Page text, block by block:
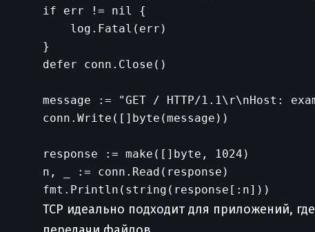
if err != nil {
    log.Fatal(err)
}
defer conn.Close()
message := "GET / HTTP/1.1\r\nHost:
conn.Write([]byte(message))
response := make([]byte, 1024)
n, _ := conn.Read(response)
TCP идеально подходит для приложений,